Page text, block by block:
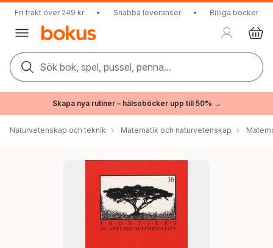
Fri frakt över 249 kr • Snabba leveranser • Billiga böcker
Sök bok, spel, pussel, penna...
Skapa nya rutiner – hälsoböcker upp till 50% →
Naturvetenskap och teknik Matematik och naturvetenskap